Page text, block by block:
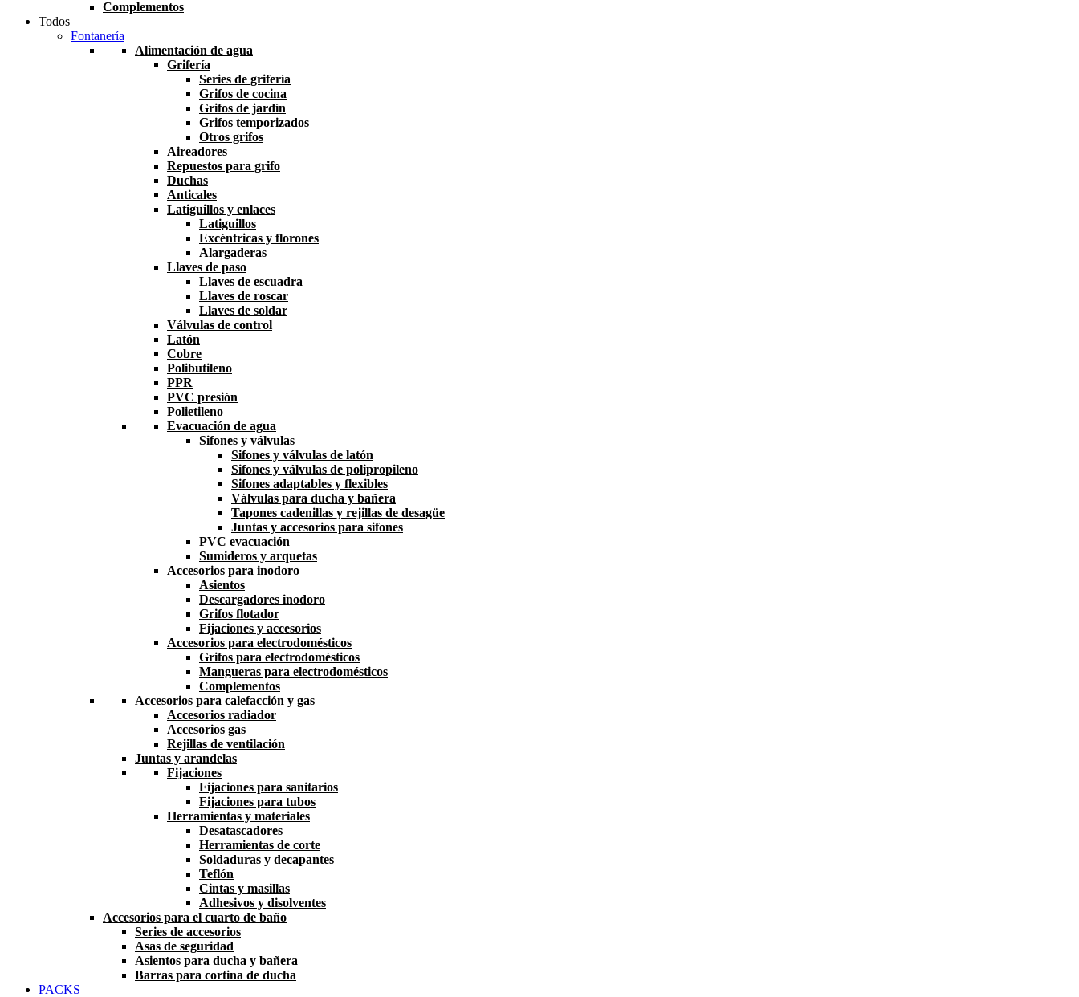
Complementos
Todos
Fontanería
Alimentación de agua
Grifería
Series de grifería
Grifos de cocina
Grifos de jardín
Grifos temporizados
Otros grifos
Aireadores
Repuestos para grifo
Duchas
Anticales
Latiguillos y enlaces
Latiguillos
Excéntricas y florones
Alargaderas
Llaves de paso
Llaves de escuadra
Llaves de roscar
Llaves de soldar
Válvulas de control
Latón
Cobre
Polibutileno
PPR
PVC presión
Polietileno
Evacuación de agua
Sifones y válvulas
Sifones y válvulas de latón
Sifones y válvulas de polipropileno
Sifones adaptables y flexibles
Válvulas para ducha y bañera
Tapones cadenillas y rejillas de desagüe
Juntas y accesorios para sifones
PVC evacuación
Sumideros y arquetas
Accesorios para inodoro
Asientos
Descargadores inodoro
Grifos flotador
Fijaciones y accesorios
Accesorios para electrodomésticos
Grifos para electrodomésticos
Mangueras para electrodomésticos
Complementos
Accesorios para calefacción y gas
Accesorios radiador
Accesorios gas
Rejillas de ventilación
Juntas y arandelas
Fijaciones
Fijaciones para sanitarios
Fijaciones para tubos
Herramientas y materiales
Desatascadores
Herramientas de corte
Soldaduras y decapantes
Teflón
Cintas y masillas
Adhesivos y disolventes
Accesorios para el cuarto de baño
Series de accesorios
Asas de seguridad
Asientos para ducha y bañera
Barras para cortina de ducha
PACKS